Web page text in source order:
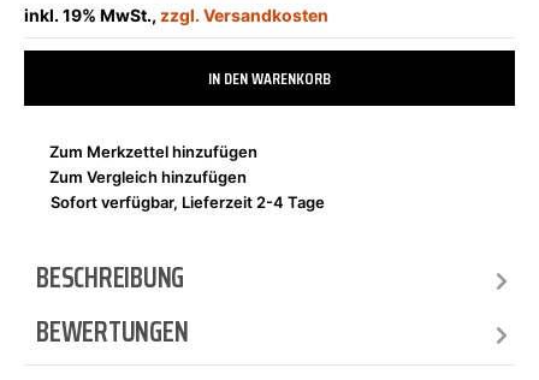
inkl. 19% MwSt., zzgl. Versandkosten
IN DEN WARENKORB
Zum Merkzettel hinzufügen
Zum Vergleich hinzufügen
Sofort verfügbar, Lieferzeit 2-4 Tage
BESCHREIBUNG
BEWERTUNGEN